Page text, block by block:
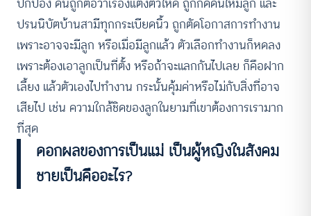
ปรนนิบัตบ้านสามีทุกกระเบียดนิ้ว ถูกตัดโอกาสการทำงาน
เพราะอาจจะมีลูก หรือเมื่อมีลูกแล้ว ตัวเลือกทำงานก็หดลง
เพราะต้องเอาลูกเป็นที่ตั้ง หรือถ้าจะแลกกันไปเลย ก็คือฝาก
เลี้ยง แล้วตัวเองไปทำงาน กระนั้นคุ้มค่าหรือไม่กับสิ่งที่อาจ
เสียไป เช่น ความใกล้ชิดของลูกในยามที่เขาต้องการเรามาก
ที่สุด
ดอกผลของการเป็นแม่ เป็นผู้หญิงในสังคม
ชายเป็นคืออะไร?